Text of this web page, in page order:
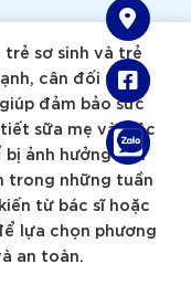
sơ sinh và trẻ
cân đối trong
đảm bảo sức
sữa mẹ và việc
ảnh hưởng nếu
trong những tuần
từ bác sĩ hoặc
lựa chọn phương
an toàn.